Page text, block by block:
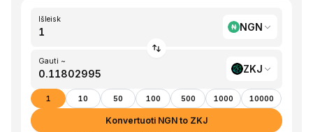
Išleisk
NGN
Gauti ~
ZKJ
1 10 50 100 500 1000 10000
Konvertuoti NGN to ZKJ